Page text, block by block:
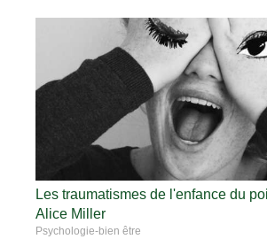
Les traumatismes de l'enfance du
Alice Miller
Psychologie-bien être